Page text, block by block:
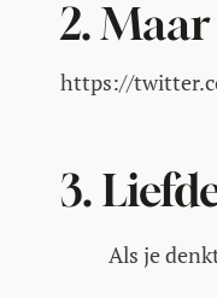
2.
https://
3.
Als je